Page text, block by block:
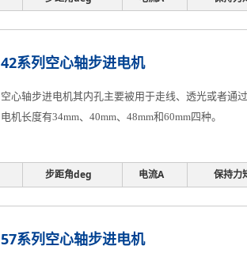
42系列空心轴步进电机
空心轴步进电机其内孔主要被用于走线、透光或者通
电机长度有34mm、40mm、48mm和60mm四种。
步距角deg 电流A 保持力
57系列空心轴步进电机